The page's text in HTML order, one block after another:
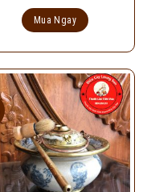
950.000 ₫.
Mua Ngay